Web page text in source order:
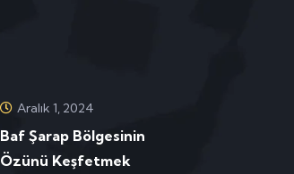
Aralık 1, 2024
Baf Şarap Bölgesinin
Özünü Keşfetmek